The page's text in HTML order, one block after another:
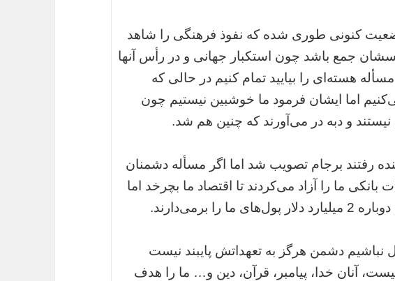
کنونی طوری شده که نفوذ فرهنگی را شاهد
جمع باشد چون استکبار جهانی و در رأس آنها
هسته‌ای را بیایید تمام کنیم در حالی که
اما ایشان فرمود ما خوشبین نیستیم چون
نیستند و دبه در می‌آورند که چنین هم شد.
رفتند برجام تصویب شد اما اگر مسأله دشمنان
بانکی ما را آزاد می‌کردند تا اقتصاد ما بچرخد اما
برمی‌دارند.
دشمن هرگز به تعهداتش پایبند نیست
آنان خدا، پیامبر، قرآن، دین و… ما را هدف